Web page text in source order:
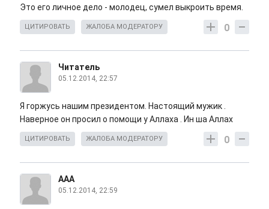
Это его личное дело - молодец, сумел выкроить время.
0
ЦИТИРОВАТЬ ЖАЛОБА МОДЕРАТОРУ
Читатель
05.12.2014, 22:57
Я горжусь нашим президентом. Настоящий мужик .
Наверное он просил о помощи у Аллаха . Ин ша Аллах
0
ЦИТИРОВАТЬ ЖАЛОБА МОДЕРАТОРУ
AAA
05.12.2014, 22:59